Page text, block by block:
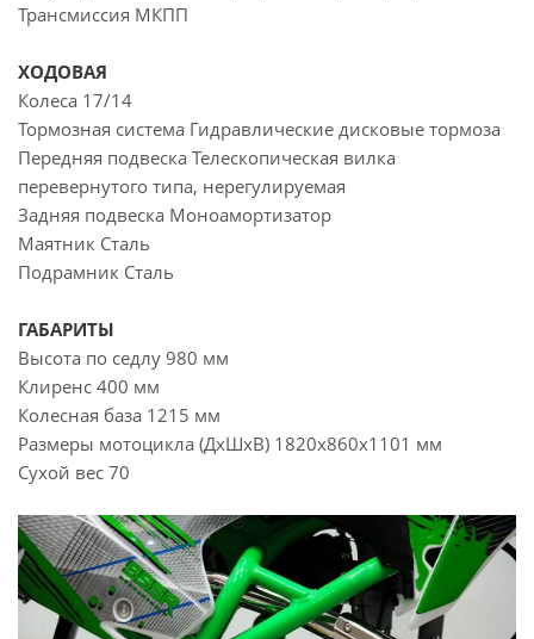
Трансмиссия МКПП
ХОДОВАЯ
Колеса 17/14
Тормозная система Гидравлические дисковые тормоза
Передняя подвеска Телескопическая вилка
перевернутого типа, нерегулируемая
Задняя подвеска Моноамортизатор
Маятник Сталь
Подрамник Сталь
ГАБАРИТЫ
Высота по седлу 980 мм
Клиренс 400 мм
Колесная база 1215 мм
Размеры мотоцикла (ДхШхВ) 1820х860х1101 мм
Сухой вес 70